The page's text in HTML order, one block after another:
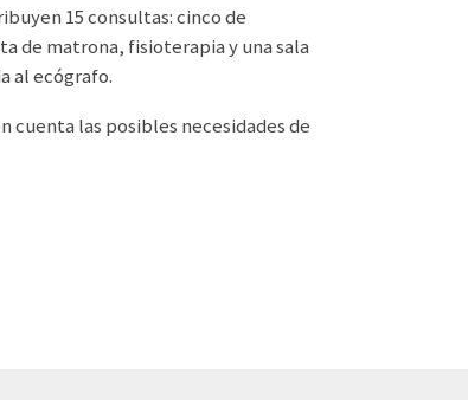
15 consultas: cinco de
de matrona, fisioterapia y una sala
al ecógrafo.
cuenta las posibles necesidades de